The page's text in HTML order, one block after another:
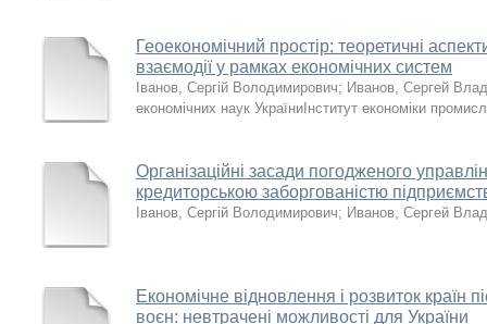
Геоекономічний простір: теоретичні
взаємодії у рамках економічних систем
Іванов, Сергій Володимирович; Иванов, Сергей
економічних наук УкраїниІнститут економіки
Організаційні засади погодженого
кредиторською заборгованістю
Іванов, Сергій Володимирович; Иванов, Сергей
Економічне відновлення і розвиток країн
воєн: невтрачені можливості для України